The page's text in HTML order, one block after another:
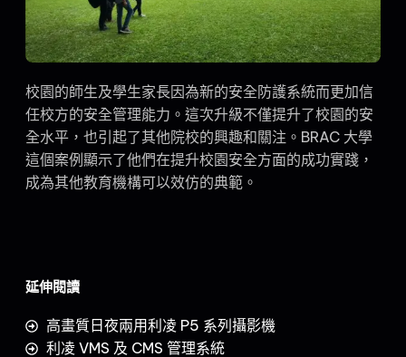
校園的師生及學生家長因為新的安全防護系統而更加信
任校方的安全管理能力。這次升級不僅提升了校園的安
全水平，也引起了其他院校的興趣和關注。BRAC 大學
這個案例顯示了他們在提升校園安全方面的成功實踐，
成為其他教育機構可以效仿的典範。
延伸閱讀
高畫質日夜兩用利凌 P5 系列攝影機
利凌 VMS 及 CMS 管理系統